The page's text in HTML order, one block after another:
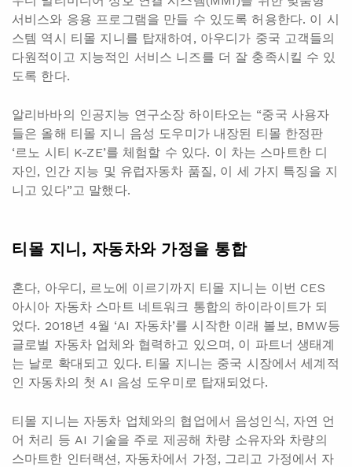
서비스와 응용 프로그램을 만들 수 있도록 허용한다. 이 시
스템 역시 티몰 지니를 탑재하여, 아우디가 중국 고객들의
다원적이고 지능적인 서비스 니즈를 더 잘 충족시킬 수 있
도록 한다.
알리바바의 인공지능 연구소장 하이타오는 “중국 사용자
들은 올해 티몰 지니 음성 도우미가 내장된 티몰 한정판
‘르노 시티 K-ZE’를 체험할 수 있다. 이 차는 스마트한 디
자인, 인간 지능 및 유럽자동차 품질, 이 세 가지 특징을 지
니고 있다”고 말했다.
티몰 지니, 자동차와 가정을 통합
혼다, 아우디, 르노에 이르기까지 티몰 지니는 이번 CES
아시아 자동차 스마트 네트워크 통합의 하이라이트가 되
었다. 2018년 4월 ‘AI 자동차’를 시작한 이래 볼보, BMW등
글로벌 자동차 업체와 협력하고 있으며, 이 파트너 생태계
는 날로 확대되고 있다. 티몰 지니는 중국 시장에서 세계적
인 자동차의 첫 AI 음성 도우미로 탑재되었다.
티몰 지니는 자동차 업체와의 협업에서 음성인식, 자연 언
어 처리 등 AI 기술을 주로 제공해 차량 소유자와 차량의
스마트한 인터랙션, 자동차에서 가정, 그리고 가정에서 자